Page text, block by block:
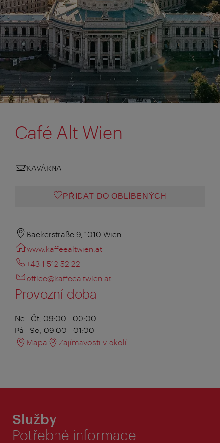
Café Alt Wien
KAVÁRNA
PŘIDAT DO OBLÍBENÝCH
Bäckerstraße 9, 1010 Wien
www.kaffeealtwien.at
+43 1 512 52 22
office@kaffeealtwien.at
Provozní doba
Ne - Čt, 09:00 - 00:00
Pá - So, 09:00 - 01:00
Mapa
Zajímavosti v okolí
Služby
Potřebné informace